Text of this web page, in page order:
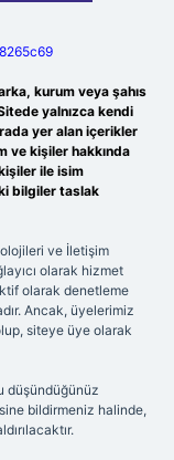
kurum veya şahıs
yalnızca kendi
yer alan içerikler
ve kişiler hakkında
ile isim
bilgiler taslak
ve İletişim
olarak hizmet
olarak denetleme
Ancak, üyelerimiz
siteye üye olarak
düşündüğünüz
bildirmeniz halinde,